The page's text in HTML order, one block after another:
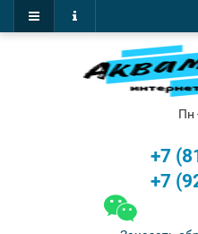
Пн
+7
+7